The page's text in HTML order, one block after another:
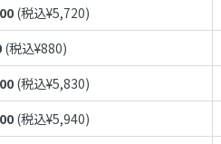
(税込¥5,720)
(税込¥880)
(税込¥5,830)
(税込¥5,940)